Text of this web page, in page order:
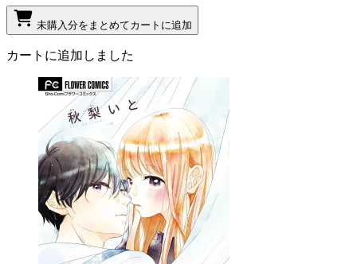
未購入分をまとめてカートに追加
カートに追加しました